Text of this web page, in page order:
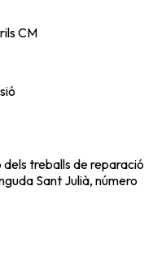
CM
treballs de reparació
Sant Julià, número